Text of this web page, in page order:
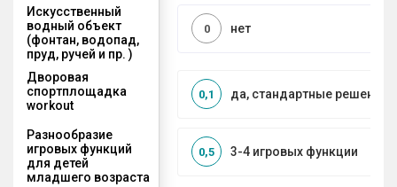
Искусственный
водный объект
(фонтан, водопад,
пруд, ручей и пр. )
нет
0
Дворовая
спортплощадка
workout
да, стандартные решения
0,1
Разнообразие
игровых функций
для детей
младшего возраста
3-4 игровых функции
0,5